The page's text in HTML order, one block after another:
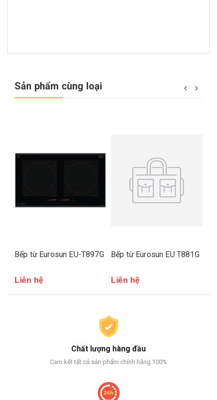
Sản phẩm cùng loại
Bếp từ Eurosun EU-T897G
Liên hệ
Bếp từ Eurosun EU T881G
Liên hệ
Chất lượng hàng đầu
Cam kết tất cả sản phẩm chính hãng 100%